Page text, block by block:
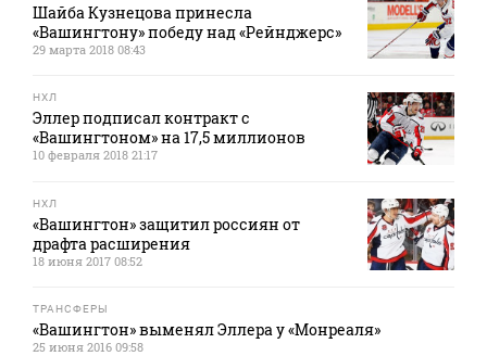
Шайба Кузнецова принесла
«Вашингтону» победу над «Рейнджерс»
29 марта 2018 08:43
НХЛ
Эллер подписал контракт с
«Вашингтоном» на 17,5 миллионов
10 февраля 2018 21:17
НХЛ
«Вашингтон» защитил россиян от
драфта расширения
18 июня 2017 08:52
ТРАНСФЕРЫ
«Вашингтон» выменял Эллера у «Монреаля»
25 июня 2016 09:58